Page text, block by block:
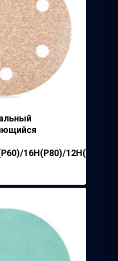
16H(P80)/12H(P100)/